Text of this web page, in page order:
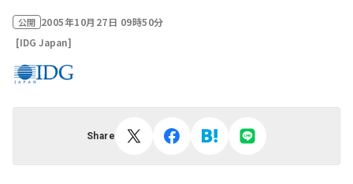
公開 2005年10月27日 09時50分
[IDG Japan]
Share